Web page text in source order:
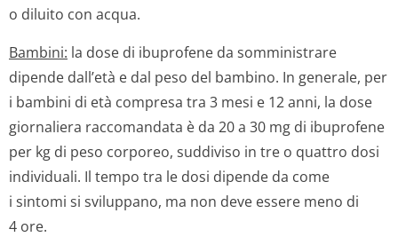
o diluito con acqua.
Bambini: la dose di ibuprofene da somministrare
dipende dall’età e dal peso del bambino. In generale, per
i bambini di età compresa tra 3 mesi e 12 anni, la dose
giornaliera raccomandata è da 20 a 30 mg di ibuprofene
per kg di peso corporeo, suddiviso in tre o quattro dosi
individuali. Il tempo tra le dosi dipende da come
i sintomi si sviluppano, ma non deve essere meno di
4 ore.